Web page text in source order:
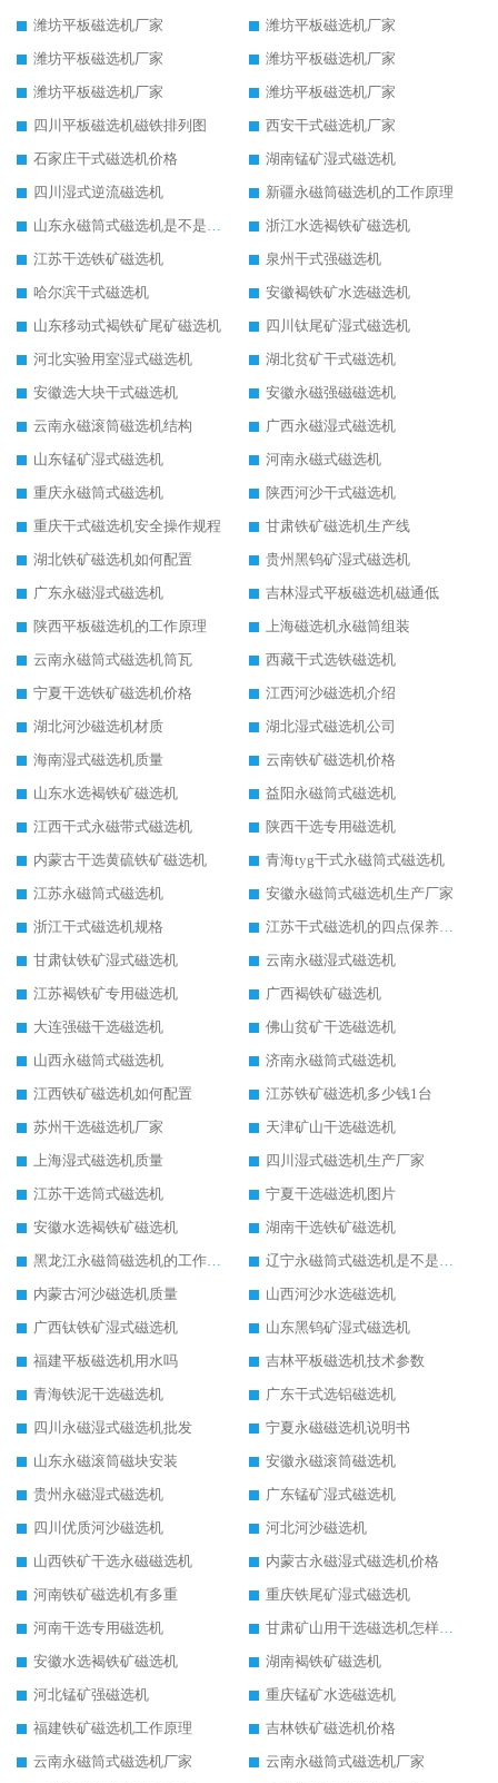
潍坊平板磁选机厂家
潍坊平板磁选机厂家
潍坊平板磁选机厂家
潍坊平板磁选机厂家
潍坊平板磁选机厂家
潍坊平板磁选机厂家
四川平板磁选机磁铁排列图
西安干式磁选机厂家
石家庄干式磁选机价格
湖南锰矿湿式磁选机
四川湿式逆流磁选机
新疆永磁筒磁选机的工作原理
山东永磁筒式磁选机是不是强磁
浙江水选褐铁矿磁选机
江苏干选铁矿磁选机
泉州干式强磁选机
哈尔滨干式磁选机
安徽褐铁矿水选磁选机
山东移动式褐铁矿尾矿磁选机
四川钛尾矿湿式磁选机
河北实验用室湿式磁选机
湖北贫矿干式磁选机
安徽选大块干式磁选机
安徽永磁强磁磁选机
云南永磁滚筒磁选机结构
广西永磁湿式磁选机
山东锰矿湿式磁选机
河南永磁式磁选机
重庆永磁筒式磁选机
陕西河沙干式磁选机
重庆干式磁选机安全操作规程
甘肃铁矿磁选机生产线
湖北铁矿磁选机如何配置
贵州黑钨矿湿式磁选机
广东永磁湿式磁选机
吉林湿式平板磁选机磁通低
陕西平板磁选机的工作原理
上海磁选机永磁筒组装
云南永磁筒式磁选机筒瓦
西藏干式选铁磁选机
宁夏干选铁矿磁选机价格
江西河沙磁选机介绍
湖北河沙磁选机材质
湖北湿式磁选机公司
海南湿式磁选机质量
云南铁矿磁选机价格
山东水选褐铁矿磁选机
益阳永磁筒式磁选机
江西干式永磁带式磁选机
陕西干选专用磁选机
内蒙古干选黄硫铁矿磁选机
青海tyg干式永磁筒式磁选机
江苏永磁筒式磁选机
安徽永磁筒式磁选机生产厂家
浙江干式磁选机规格
江苏干式磁选机的四点保养秘籍
甘肃钛铁矿湿式磁选机
云南永磁湿式磁选机
江苏褐铁矿专用磁选机
广西褐铁矿磁选机
大连强磁干选磁选机
佛山贫矿干选磁选机
山西永磁筒式磁选机
济南永磁筒式磁选机
江西铁矿磁选机如何配置
江苏铁矿磁选机多少钱1台
苏州干选磁选机厂家
天津矿山干选磁选机
上海湿式磁选机质量
四川湿式磁选机生产厂家
江苏干选筒式磁选机
宁夏干选磁选机图片
安徽水选褐铁矿磁选机
湖南干选铁矿磁选机
黑龙江永磁筒磁选机的工作原理
辽宁永磁筒式磁选机是不是强磁
内蒙古河沙磁选机质量
山西河沙水选磁选机
广西钛铁矿湿式磁选机
山东黑钨矿湿式磁选机
福建平板磁选机用水吗
吉林平板磁选机技术参数
青海铁泥干选磁选机
广东干式选铝磁选机
四川永磁湿式磁选机批发
宁夏永磁磁选机说明书
山东永磁滚筒磁块安装
安徽永磁滚筒磁选机
贵州永磁湿式磁选机
广东锰矿湿式磁选机
四川优质河沙磁选机
河北河沙磁选机
山西铁矿干选永磁磁选机
内蒙古永磁湿式磁选机价格
河南铁矿磁选机有多重
重庆铁尾矿湿式磁选机
河南干选专用磁选机
甘肃矿山用干选磁选机怎样调磁
安徽水选褐铁矿磁选机
湖南褐铁矿磁选机
河北锰矿强磁选机
重庆锰矿水选磁选机
福建铁矿磁选机工作原理
吉林铁矿磁选机价格
云南永磁筒式磁选机厂家
云南永磁筒式磁选机厂家